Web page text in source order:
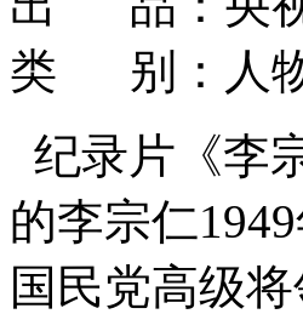
类 别：人
纪录片《李
的李宗仁
国民党高级